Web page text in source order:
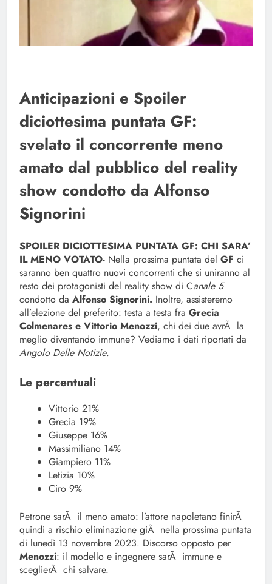
Anticipazioni e Spoiler
diciottesima puntata GF:
svelato il concorrente meno
amato dal pubblico del reality
show condotto da Alfonso
Signorini
SPOILER DICIOTTESIMA PUNTATA GF: CHI SARA’
IL MENO VOTATO- Nella prossima puntata del GF ci
saranno ben quattro nuovi concorrenti che si uniranno al
resto dei protagonisti del reality show di Canale 5
condotto da Alfonso Signorini. Inoltre, assisteremo
all’elezione del preferito: testa a testa fra Grecia
Colmenares e Vittorio Menozzi, chi dei due avrÃ la
meglio diventando immune? Vediamo i dati riportati da
Angolo Delle Notizie.
Le percentuali
Vittorio 21%
Grecia 19%
Giuseppe 16%
Massimiliano 14%
Giampiero 11%
Letizia 10%
Ciro 9%
Petrone sarÃ il meno amato: l’attore napoletano finirÃ
quindi a rischio eliminazione giÃ nella prossima puntata
di lunedì 13 novembre 2023. Discorso opposto per
Menozzi: il modello e ingegnere sarÃ immune e
sceglierÃ chi salvare.